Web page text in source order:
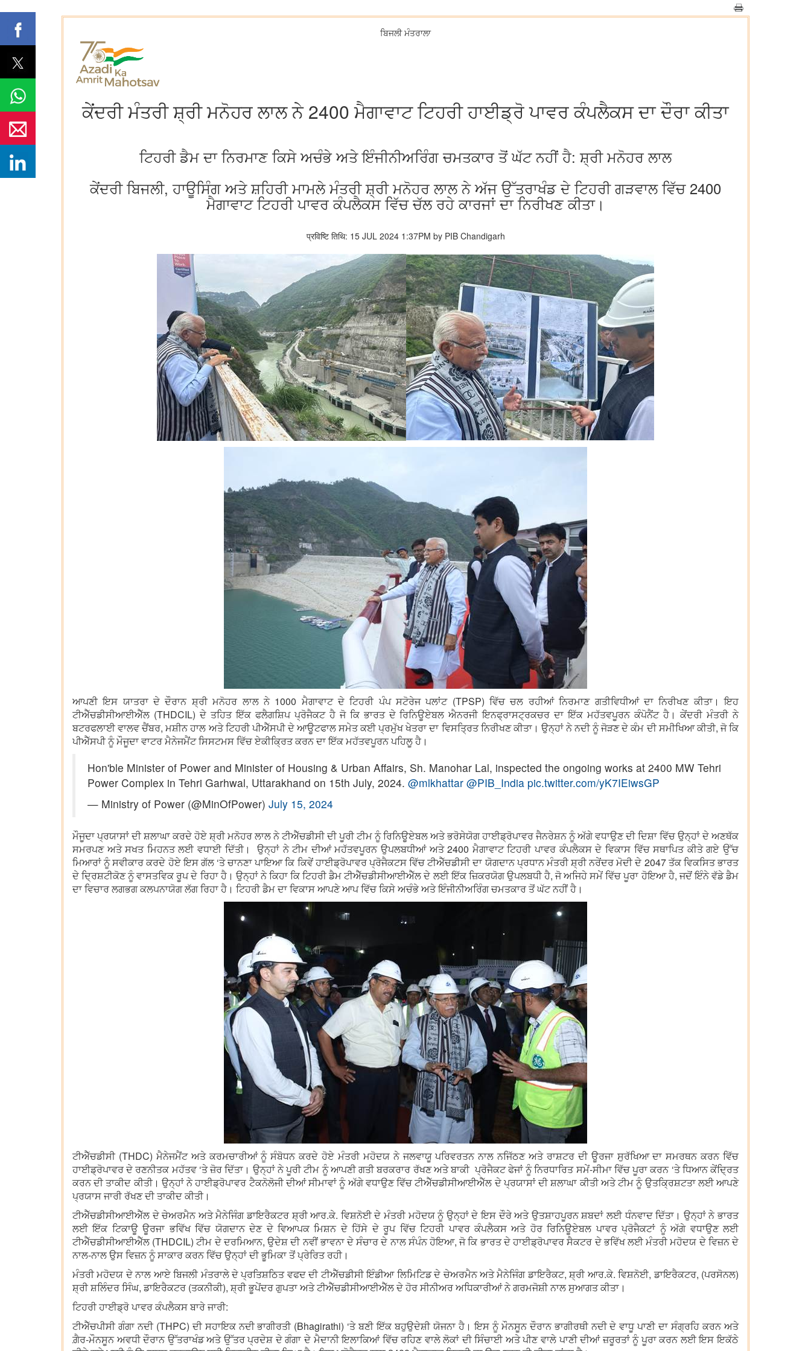
ਬਿਜਲੀ ਮੰਤਰਾਲਾ
ਕੇਂਦਰੀ ਮੰਤਰੀ ਸ਼੍ਰੀ ਮਨੋਹਰ ਲਾਲ ਨੇ 2400 ਮੈਗਾਵਾਟ ਟਿਹਰੀ ਹਾਈਡ੍ਰੋ ਪਾਵਰ ਕੰਪਲੈਕਸ ਦਾ ਦੌਰਾ ਕੀਤਾ
ਟਿਹਰੀ ਡੈਮ ਦਾ ਨਿਰਮਾਣ ਕਿਸੇ ਅਚੰਭੇ ਅਤੇ ਇੰਜੀਨੀਅਰਿੰਗ ਚਮਤਕਾਰ ਤੋਂ ਘੱਟ ਨਹੀਂ ਹੈ: ਸ਼੍ਰੀ ਮਨੋਹਰ ਲਾਲ
ਕੇਂਦਰੀ ਬਿਜਲੀ, ਹਾਊਸਿੰਗ ਅਤੇ ਸ਼ਹਿਰੀ ਮਾਮਲੇ ਮੰਤਰੀ ਸ਼੍ਰੀ ਮਨੋਹਰ ਲਾਲ ਨੇ ਅੱਜ ਉੱਤਰਾਖੰਡ ਦੇ ਟਿਹਰੀ ਗੜਵਾਲ ਵਿੱਚ 2400
ਮੈਗਾਵਾਟ ਟਿਹਰੀ ਪਾਵਰ ਕੰਪਲੈਕਸ ਵਿੱਚ ਚੱਲ ਰਹੇ ਕਾਰਜਾਂ ਦਾ ਨਿਰੀਖਣ ਕੀਤਾ।
प्रविष्टि तिथि: 15 JUL 2024 1:37PM by PIB Chandigarh
ਆਪਣੀ ਇਸ ਯਾਤਰਾ ਦੇ ਦੌਰਾਨ ਸ਼੍ਰੀ ਮਨੋਹਰ ਲਾਲ ਨੇ 1000 ਮੈਗਾਵਾਟ ਦੇ ਟਿਹਰੀ ਪੰਪ ਸਟੋਰੇਜ ਪਲਾਂਟ (TPSP) ਵਿੱਚ ਚਲ ਰਹੀਆਂ ਨਿਰਮਾਣ ਗਤੀਵਿਧੀਆਂ ਦਾ ਨਿਰੀਖਣ ਕੀਤਾ। ਇਹ
ਟੀਐੱਚਡੀਸੀਆਈਐੱਲ (THDCIL) ਦੇ ਤਹਿਤ ਇੱਕ ਫਲੈਗਸ਼ਿਪ ਪ੍ਰੋਜੈਕਟ ਹੈ ਜੋ ਕਿ ਭਾਰਤ ਦੇ ਰਿਨਿਊਏਬਲ ਐਨਰਜੀ ਇਨਫ੍ਰਾਸਟ੍ਰਕਚਰ ਦਾ ਇੱਕ ਮਹੱਤਵਪੂਰਨ ਕੰਪੋਨੈਂਟ ਹੈ। ਕੇਂਦਰੀ ਮੰਤਰੀ ਨੇ
ਬਟਰਫਲਾਈ ਵਾਲਵ ਚੈਂਬਰ, ਮਸ਼ੀਨ ਹਾਲ ਅਤੇ ਟਿਹਰੀ ਪੀਐੱਸਪੀ ਦੇ ਆਊਟਫਾਲ ਸਮੇਤ ਕਈ ਪ੍ਰਮੁੱਖ ਖੇਤਰਾ ਦਾ ਵਿਸਤ੍ਰਿਤ ਨਿਰੀਖਣ ਕੀਤਾ। ਉਨ੍ਹਾਂ ਨੇ ਨਦੀ ਨੂੰ ਜੋੜਣ ਦੇ ਕੰਮ ਦੀ ਸਮੀਖਿਆ ਕੀਤੀ, ਜੋ ਕਿ
ਪੀਐੱਸਪੀ ਨੂੰ ਮੌਜੂਦਾ ਵਾਟਰ ਮੈਨੇਜਮੈਂਟ ਸਿਸਟਮਸ ਵਿੱਚ ਏਕੀਕ੍ਰਿਤ ਕਰਨ ਦਾ ਇੱਕ ਮਹੱਤਵਪੂਰਨ ਪਹਿਲੂ ਹੈ।
Hon'ble Minister of Power and Minister of Housing & Urban Affairs, Sh. Manohar Lal, inspected the ongoing works at 2400 MW Tehri
Power Complex in Tehri Garhwal, Uttarakhand on 15th July, 2024. @mlkhattar @PIB_India pic.twitter.com/yK7IEiwsGP
— Ministry of Power (@MinOfPower) July 15, 2024
ਮੌਜੂਦਾ ਪ੍ਰਯਾਸਾਂ ਦੀ ਸ਼ਲਾਘਾ ਕਰਦੇ ਹੋਏ ਸ਼੍ਰੀ ਮਨੋਹਰ ਲਾਲ ਨੇ ਟੀਐੱਚਡੀਸੀ ਦੀ ਪੂਰੀ ਟੀਮ ਨੂੰ ਰਿਨਿਊਏਬਲ ਅਤੇ ਭਰੋਸੇਯੋਗ ਹਾਈਡ੍ਰੋਪਾਵਰ ਜੈਨਰੇਸ਼ਨ ਨੂੰ ਅੱਗੇ ਵਧਾਉਣ ਦੀ ਦਿਸ਼ਾ ਵਿੱਚ ਉਨ੍ਹਾਂ ਦੇ ਅਣਥੱਕ
ਸਮਰਪਣ ਅਤੇ ਸਖਤ ਮਿਹਨਤ ਲਈ ਵਧਾਈ ਦਿੱਤੀ। ਉਨ੍ਹਾਂ ਨੇ ਟੀਮ ਦੀਆਂ ਮਹੱਤਵਪੂਰਨ ਉਪਲਬਧੀਆਂ ਅਤੇ 2400 ਮੈਗਾਵਾਟ ਟਿਹਰੀ ਪਾਵਰ ਕੰਪਲੈਕਸ ਦੇ ਵਿਕਾਸ ਵਿੱਚ ਸਥਾਪਿਤ ਕੀਤੇ ਗਏ ਉੱਚ
ਮਿਆਰਾਂ ਨੂੰ ਸਵੀਕਾਰ ਕਰਦੇ ਹੋਏ ਇਸ ਗੱਲ ‘ਤੇ ਚਾਨਣਾ ਪਾਇਆ ਕਿ ਕਿਵੇਂ ਹਾਈਡ੍ਰੋਪਾਵਰ ਪ੍ਰੋਜੈਕਟਸ ਵਿੱਚ ਟੀਐੱਚਡੀਸੀ ਦਾ ਯੋਗਦਾਨ ਪ੍ਰਧਾਨ ਮੰਤਰੀ ਸ਼੍ਰੀ ਨਰੇਂਦਰ ਮੋਦੀ ਦੇ 2047 ਤੱਕ ਵਿਕਸਿਤ ਭਾਰਤ
ਦੇ ਦ੍ਰਿਸ਼ਟੀਕੋਣ ਨੂੰ ਵਾਸਤਵਿਕ ਰੂਪ ਦੇ ਰਿਹਾ ਹੈ। ਉਨ੍ਹਾਂ ਨੇ ਕਿਹਾ ਕਿ ਟਿਹਰੀ ਡੈਮ ਟੀਐੱਚਡੀਸੀਆਈਐੱਲ ਦੇ ਲਈ ਇੱਕ ਜ਼ਿਕਰਯੋਗ ਉਪਲਬਧੀ ਹੈ, ਜੋ ਅਜਿਹੇ ਸਮੇਂ ਵਿੱਚ ਪੂਰਾ ਹੋਇਆ ਹੈ, ਜਦੋਂ ਇੰਨੇ ਵੱਡੇ ਡੈਮ
ਦਾ ਵਿਚਾਰ ਲਗਭਗ ਕਲਪਨਾਯੋਗ ਲੱਗ ਰਿਹਾ ਹੈ। ਟਿਹਰੀ ਡੈਮ ਦਾ ਵਿਕਾਸ ਆਪਣੇ ਆਪ ਵਿੱਚ ਕਿਸੇ ਅਚੰਭੇ ਅਤੇ ਇੰਜੀਨੀਅਰਿੰਗ ਚਮਤਕਾਰ ਤੋਂ ਘੱਟ ਨਹੀਂ ਹੈ।
ਟੀਐੱਚਡੀਸੀ (THDC) ਮੈਨੇਜਮੈਂਟ ਅਤੇ ਕਰਮਚਾਰੀਆਂ ਨੂੰ ਸੰਬੋਧਨ ਕਰਦੇ ਹੋਏ ਮੰਤਰੀ ਮਹੋਦਯ ਨੇ ਜਲਵਾਯੂ ਪਰਿਵਰਤਨ ਨਾਲ ਨਜਿੱਠਣ ਅਤੇ ਰਾਸ਼ਟਰ ਦੀ ਊਰਜਾ ਸੁਰੱਖਿਆ ਦਾ ਸਮਰਥਨ ਕਰਨ ਵਿੱਚ
ਹਾਈਡ੍ਰੋਪਾਵਰ ਦੇ ਰਣਨੀਤਕ ਮਹੱਤਵ ‘ਤੇ ਜ਼ੋਰ ਦਿੱਤਾ। ਉਨ੍ਹਾਂ ਨੇ ਪੂਰੀ ਟੀਮ ਨੂੰ ਆਪਣੀ ਗਤੀ ਬਰਕਰਾਰ ਰੱਖਣ ਅਤੇ ਬਾਕੀ ਪ੍ਰੋਜੈਕਟ ਫੇਜਾਂ ਨੂੰ ਨਿਰਧਾਰਿਤ ਸਮੇਂ-ਸੀਮਾ ਵਿੱਚ ਪੂਰਾ ਕਰਨ ‘ਤੇ ਧਿਆਨ ਕੇਂਦ੍ਰਿਤ
ਕਰਨ ਦੀ ਤਾਕੀਦ ਕੀਤੀ। ਉਨ੍ਹਾਂ ਨੇ ਹਾਈਡ੍ਰੋਪਾਵਰ ਟੈਕਨੋਲੋਜੀ ਦੀਆਂ ਸੀਮਾਵਾਂ ਨੂੰ ਅੱਗੇ ਵਧਾਉਣ ਵਿੱਚ ਟੀਐੱਚਡੀਸੀਆਈਐੱਲ ਦੇ ਪ੍ਰਯਾਸਾਂ ਦੀ ਸ਼ਲਾਘਾ ਕੀਤੀ ਅਤੇ ਟੀਮ ਨੂੰ ਉਤਕ੍ਰਿਸ਼ਟਤਾ ਲਈ ਆਪਣੇ
ਪ੍ਰਯਾਸ ਜਾਰੀ ਰੱਖਣ ਦੀ ਤਾਕੀਦ ਕੀਤੀ।
ਟੀਐੱਚਡੀਸੀਆਈਐੱਲ ਦੇ ਚੇਅਰਮੈਨ ਅਤੇ ਮੈਨੇਜਿੰਗ ਡਾਇਰੈਕਟਰ ਸ਼੍ਰੀ ਆਰ.ਕੇ. ਵਿਸ਼ਨੋਈ ਦੇ ਮੰਤਰੀ ਮਹੋਦਯ ਨੂੰ ਉਨ੍ਹਾਂ ਦੇ ਇਸ ਦੌਰੇ ਅਤੇ ਉਤਸ਼ਾਹਪੂਰਨ ਸ਼ਬਦਾਂ ਲਈ ਧੰਨਵਾਦ ਦਿੱਤਾ। ਉਨ੍ਹਾਂ ਨੇ ਭਾਰਤ
ਲਈ ਇੱਕ ਟਿਕਾਊ ਊਰਜਾ ਭਵਿੱਖ ਵਿੱਚ ਯੋਗਦਾਨ ਦੇਣ ਦੇ ਵਿਆਪਕ ਮਿਸ਼ਨ ਦੇ ਹਿੱਸੇ ਦੇ ਰੂਪ ਵਿੱਚ ਟਿਹਰੀ ਪਾਵਰ ਕੰਪਲੈਕਸ ਅਤੇ ਹੋਰ ਰਿਨਿਊਏਬਲ ਪਾਵਰ ਪ੍ਰੋਜੈਕਟਾਂ ਨੂੰ ਅੱਗੇ ਵਧਾਉਣ ਲਈ
ਟੀਐੱਚਡੀਸੀਆਈਐੱਲ (THDCIL) ਟੀਮ ਦੇ ਦਰਮਿਆਨ, ਉਦੇਸ਼ ਦੀ ਨਵੀਂ ਭਾਵਨਾ ਦੇ ਸੰਚਾਰ ਦੇ ਨਾਲ ਸੰਪੰਨ ਹੋਇਆ, ਜੋ ਕਿ ਭਾਰਤ ਦੇ ਹਾਈਡ੍ਰੋਪਾਵਰ ਸੈਕਟਰ ਦੇ ਭਵਿੱਖ ਲਈ ਮੰਤਰੀ ਮਹੋਦਯ ਦੇ ਵਿਜ਼ਨ ਦੇ
ਨਾਲ-ਨਾਲ ਉਸ ਵਿਜ਼ਨ ਨੂੰ ਸਾਕਾਰ ਕਰਨ ਵਿੱਚ ਉਨ੍ਹਾਂ ਦੀ ਭੂਮਿਕਾ ਤੋਂ ਪ੍ਰੇਰਿਤ ਰਹੀ।
ਮੰਤਰੀ ਮਹੋਦਯ ਦੇ ਨਾਲ ਆਏ ਬਿਜਲੀ ਮੰਤਰਾਲੇ ਦੇ ਪ੍ਰਤਿਸ਼ਠਿਤ ਵਫਦ ਦੀ ਟੀਐੱਚਡੀਸੀ ਇੰਡੀਆ ਲਿਮਿਟਿਡ ਦੇ ਚੇਅਰਮੈਨ ਅਤੇ ਮੈਨੇਜਿੰਗ ਡਾਇਰੈਕਟ, ਸ਼੍ਰੀ ਆਰ.ਕੇ. ਵਿਸ਼ਨੋਈ, ਡਾਇਰੈਕਟਰ, (ਪਰਸੋਨਲ)
ਸ਼੍ਰੀ ਸ਼ਲਿੰਦਰ ਸਿੰਘ, ਡਾਇਰੈਕਟਰ (ਤਕਨੀਕੀ), ਸ਼੍ਰੀ ਭੂਪੇਂਦਰ ਗੁਪਤਾ ਅਤੇ ਟੀਐੱਚਡੀਸੀਆਈਐੱਲ ਦੇ ਹੋਰ ਸੀਨੀਅਰ ਅਧਿਕਾਰੀਆਂ ਨੇ ਗਰਮਜੋਸ਼ੀ ਨਾਲ ਸੁਆਗਤ ਕੀਤਾ।
ਟਿਹਰੀ ਹਾਈਡ੍ਰੋ ਪਾਵਰ ਕੰਪਲੈਕਸ ਬਾਰੇ ਜਾਰੀ:
ਟੀਐੱਚਪੀਸੀ ਗੰਗਾ ਨਦੀ (THPC) ਦੀ ਸਹਾਇਕ ਨਦੀ ਭਾਗੀਰਤੀ (Bhagirathi) ‘ਤੇ ਬਣੀ ਇੱਕ ਬਹੁਉਦੇਸ਼ੀ ਯੋਜਨਾ ਹੈ। ਇਸ ਨੂੰ ਮੌਨਸੂਨ ਦੌਰਾਨ ਭਾਗੀਰਥੀ ਨਦੀ ਦੇ ਵਾਧੂ ਪਾਣੀ ਦਾ ਸੰਗ੍ਰਹਿ ਕਰਨ ਅਤੇ
ਗ਼ੈਰ-ਮੌਨਸੂਨ ਅਵਧੀ ਦੌਰਾਨ ਉੱਤਰਾਖੰਡ ਅਤੇ ਉੱਤਰ ਪ੍ਰਦੇਸ਼ ਦੇ ਗੰਗਾ ਦੇ ਮੈਦਾਨੀ ਇਲਾਕਿਆਂ ਵਿੱਚ ਰਹਿਣ ਵਾਲੇ ਲੋਕਾਂ ਦੀ ਸਿੰਚਾਈ ਅਤੇ ਪੀਣ ਵਾਲੇ ਪਾਣੀ ਦੀਆਂ ਜ਼ਰੂਰਤਾਂ ਨੂੰ ਪੂਰਾ ਕਰਨ ਲਈ ਇਸ ਇਕੱਠੇ